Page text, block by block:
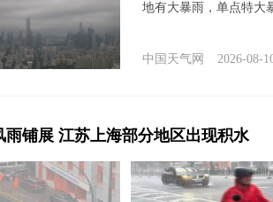
地有大暴雨，单点特大
中国天气网 2026-08-
雨铺展 江苏上海部分地区出现积水